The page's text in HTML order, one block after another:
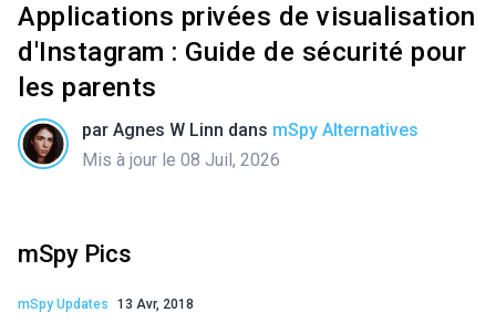
Applications privées de visualisation
d'Instagram : Guide de sécurité pour
les parents
par Agnes W Linn dans mSpy Alternatives
Mis à jour le 08 Juil, 2026
mSpy Pics
mSpy Updates 13 Avr, 2018